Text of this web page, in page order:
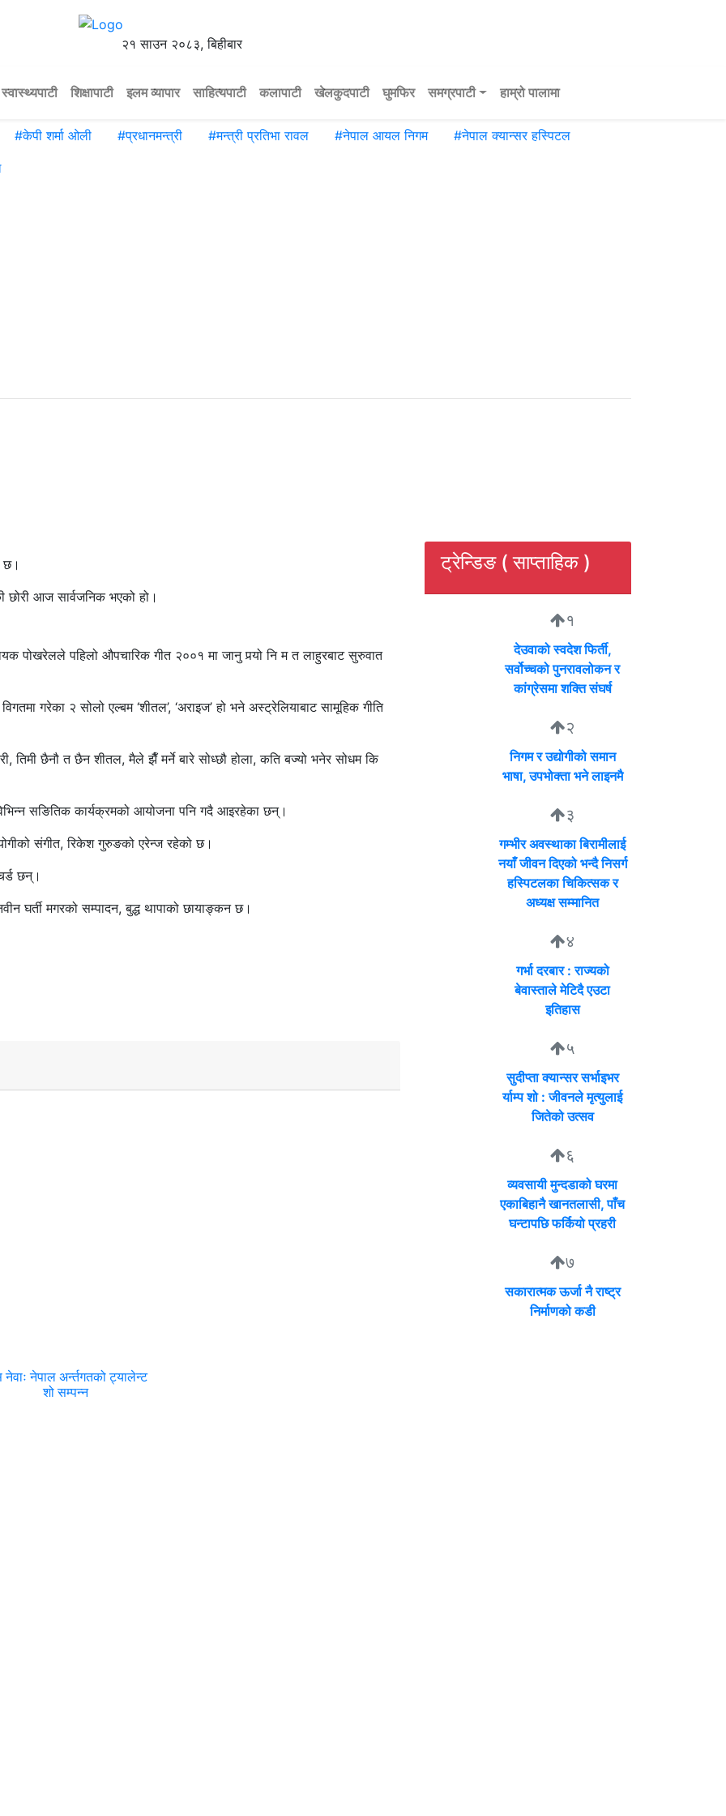
२१ साउन २०८३, बिहीबार
स्वास्थ्यपाटी शिक्षापाटी इलम व्यापार साहित्यपाटी कलापाटी खेलकुदपाटी घुमफिर समग्रपाटी हाम्रो पालामा
#केपी शर्मा ओली #प्रधानमन्त्री #मन्त्री प्रतिभा रावल #नेपाल आयल निगम #नेपाल क्यान्सर हस्पिटल
छ।
छोरी आज सार्वजनिक भएको हो।
पोखरेलले पहिलो औपचारिक गीत २००१ मा जानु पर्‍यो नि म त लाहुरबाट सुरुवात
गरेका २ सोलो एल्बम ‘शीतल’, ‘अराइज’ हो भने अस्ट्रेलियाबाट सामूहिक गीति
तिमी छैनौ त छैन शीतल, मैले झैँ मर्ने बारे सोध्छौ होला, कति बज्यो भनेर सोधम कि
सङितिक कार्यक्रमको आयोजना पनि गदै आइरहेका छन्।
संगीत, रिकेश गुरुङको एरेन्ज रहेको छ।
छन्।
घर्ती मगरको सम्पादन, बुद्ध थापाको छायाङ्कन छ।
नेवाः नेपाल अर्न्तगतको ट्यालेन्ट
शो सम्पन्न
ट्रेन्डिङ ( साप्ताहिक )
१
देउवाको स्वदेश फिर्ती,
सर्वोच्चको पुनरावलोकन र
कांग्रेसमा शक्ति संघर्ष
२
निगम र उद्योगीको समान
भाषा, उपभोक्ता भने लाइनमै
३
गम्भीर अवस्थाका बिरामीलाई
नयाँ जीवन दिएको भन्दै निसर्ग
हस्पिटलका चिकित्सक र
अध्यक्ष सम्मानित
४
गर्भा दरबार : राज्यको
बेवास्ताले मेटिदै एउटा
इतिहास
५
सुदीप्ता क्यान्सर सर्भाइभर
र्याम्प शो : जीवनले मृत्युलाई
जितेको उत्सव
६
व्यवसायी मुन्दडाको घरमा
एकाबिहानै खानतलासी, पाँच
घन्टापछि फर्कियो प्रहरी
७
सकारात्मक ऊर्जा नै राष्ट्र
निर्माणको कडी